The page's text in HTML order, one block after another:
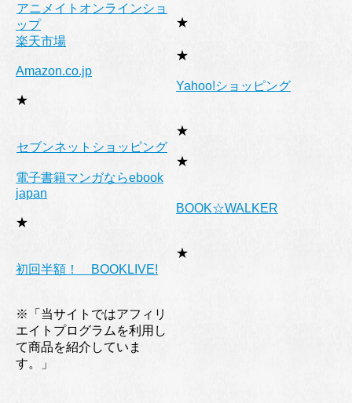
アニメイトオンラインショ
ップ
★
楽天市場
★
Amazon.co.jp
★
Yahoo!ショッピング
★
セブンネットショッピング
★
電子書籍マンガならebook
japan
★
BOOK☆WALKER
★
初回半額！ BOOKLIVE!
※「当サイトではアフィリ
エイトプログラムを利用し
て商品を紹介していま
す。」